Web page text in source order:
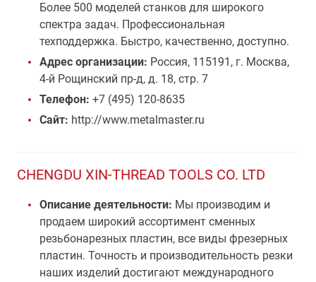
Более 500 моделей станков для широкого
спектра задач. Профессиональная
техподдержка. Быстро, качественно, доступно.
Адрес организации: Россия, 115191, г. Москва,
4-й Рощинский пр-д, д. 18, стр. 7
Телефон: +7 (495) 120-8635
Сайт: http://www.metalmaster.ru
CHENGDU XIN-THREAD TOOLS CO. LTD
Описание деятельности: Мы производим и
продаем широкий ассортимент сменных
резьбонарезных пластин, все виды фрезерных
пластин. Точность и производительность резки
наших изделий достигают международного